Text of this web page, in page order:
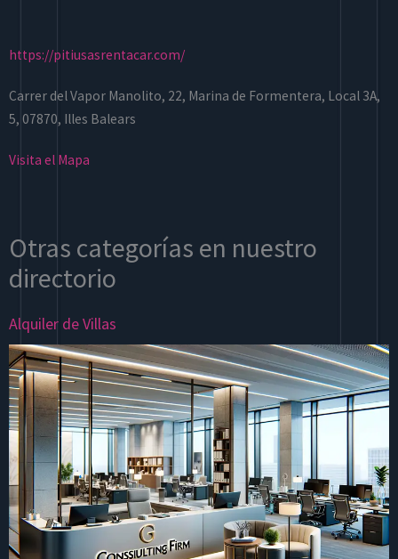
https://pitiusasrentacar.com/
Carrer del Vapor Manolito, 22, Marina de Formentera, Local 3A,
5, 07870, Illes Balears
Visita el Mapa
Otras categorías en nuestro
directorio
Alquiler de Villas